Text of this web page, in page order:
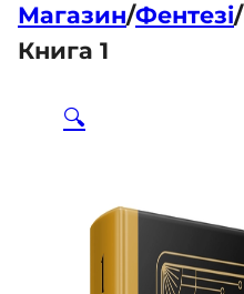
Магазин/Фентезі/
Книга 1
🔍